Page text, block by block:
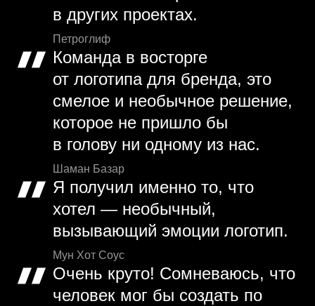
в других проектах.
Петроглиф
Команда в восторге
от логотипа для бренда, это
смелое и необычное решение,
которое не пришло бы
в голову ни одному из нас.
Шаман Базар
Я получил именно то, что
хотел — необычный,
вызывающий эмоции логотип.
Мун Хот Соус
Очень круто! Сомневаюсь, что
человек мог бы создать по